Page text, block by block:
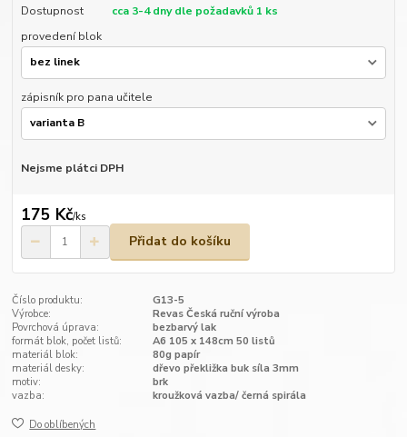
Dostupnost
cca 3-4 dny dle požadavků 1 ks
provedení blok
zápisník pro pana učitele
Nejsme plátci DPH
175 Kč/ks
Přidat do košíku
Číslo produktu:
G13-5
Výrobce:
Revas Česká ruční výroba
Povrchová úprava:
bezbarvý lak
formát blok, počet listů:
A6 105 x 148cm 50 listů
materiál blok:
80g papír
materiál desky:
dřevo překližka buk síla 3mm
motiv:
brk
vazba:
kroužková vazba/ černá spirála
Do oblíbených